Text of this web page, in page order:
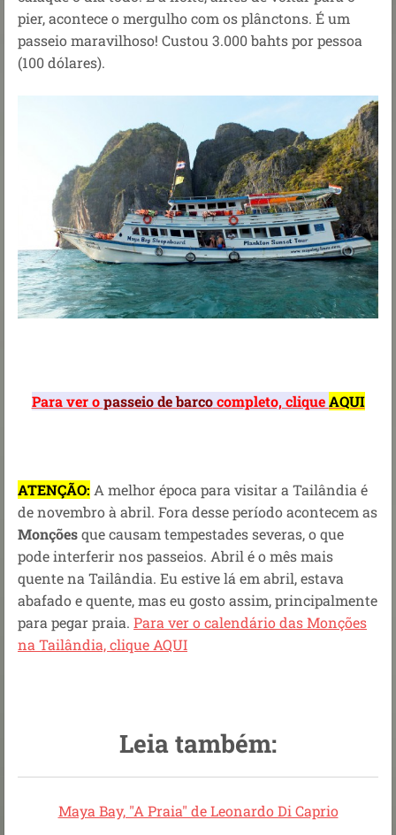
pier, acontece o mergulho com os plânctons. É um
passeio maravilhoso! Custou 3.000 bahts por pessoa
(100 dólares).
Para ver opasseio de barcocompleto, cliqueAQUI
ATENÇÃO: A melhor época para visitar a Tailândia é
de novembro à abril. Fora desse período acontecem as
Monçõesque causam tempestades severas, o que
pode interferir nos passeios. Abril é o mês mais
quente na Tailândia. Eu estive lá em abril, estava
abafado e quente, mas eu gosto assim, principalmente
para pegar praia. Para ver o calendário das Monções
na Tailândia, clique AQUI
Leia também:
Maya Bay, "A Praia" de Leonardo Di Caprio